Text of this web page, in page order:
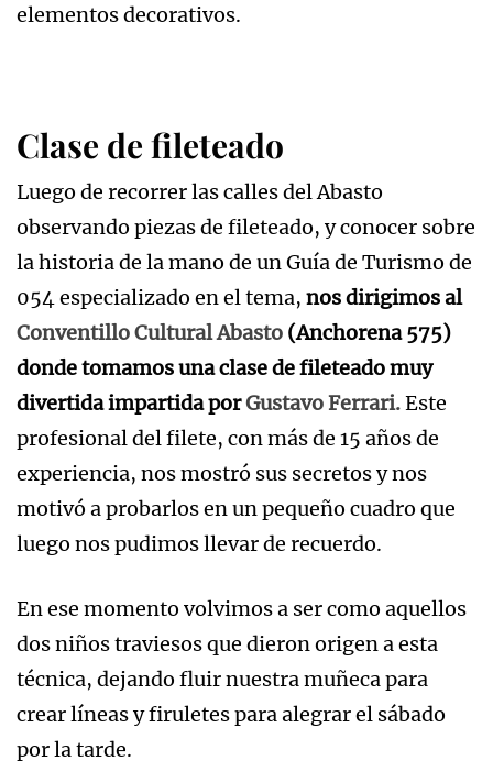
elementos decorativos.
Clase de fileteado
Luego de recorrer las calles del Abasto
observando piezas de fileteado, y conocer sobre
la historia de la mano de un Guía de Turismo de
054 especializado en el tema, nos dirigimos al
Conventillo Cultural Abasto (Anchorena 575)
donde tomamos una clase de fileteado muy
divertida impartida porGustavo Ferrari.Este
profesional del filete, con más de 15 años de
experiencia, nos mostró sus secretos y nos
motivó a probarlos en un pequeño cuadro que
luego nos pudimos llevar de recuerdo.
En ese momento volvimos a ser como aquellos
dos niños traviesos que dieron origen a esta
técnica, dejando fluir nuestra muñeca para
crear líneas y firuletes para alegrar el sábado
por la tarde.